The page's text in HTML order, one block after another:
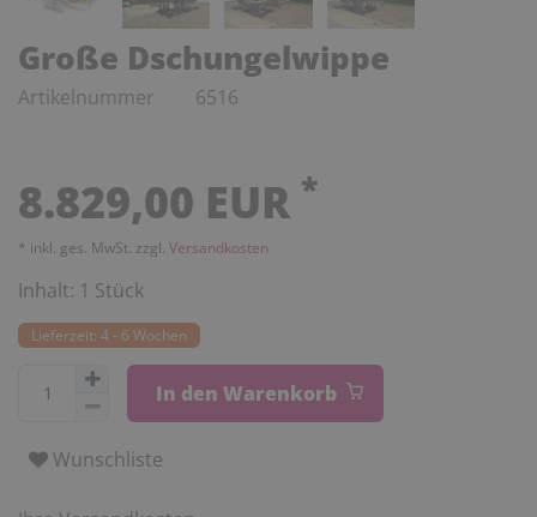
Große Dschungelwippe
Artikelnummer 6516
8.829,00 EUR *
* inkl. ges. MwSt. zzgl. Versandkosten
Inhalt: 1 Stück
Lieferzeit: 4 - 6 Wochen
In den Warenkorb
Wunschliste